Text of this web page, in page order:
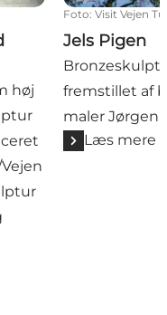
høj
Foto: Visit Vejen
Jels Pigen
fremstillet af
maler Jørgen
Læs mere